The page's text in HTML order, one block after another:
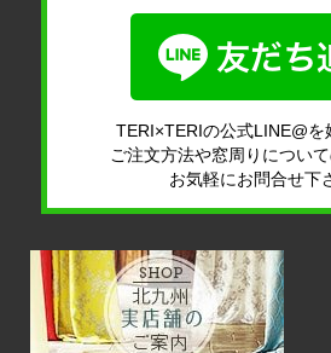
TERI×TERIの公式LINE@を
ご注文方法や窓周りについ
お気軽にお問合せ下